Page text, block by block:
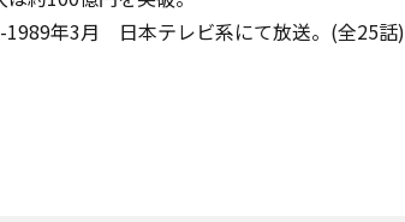
1989年3月 日本テレビ系にて放送。(全25話)